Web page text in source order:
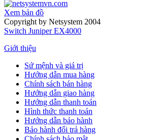
Xem bản đồ
Copyright by Netsystem 2004
Switch Juniper EX4000
Giới thiệu
Sứ mệnh và giá trị
Hướng dẫn mua hàng
Chính sách bán hàng
Hướng dẫn giao hàng
Hướng dẫn thanh toán
Hình thức thanh toán
Hướng dẫn bảo hành
Bảo hành đổi trả hàng